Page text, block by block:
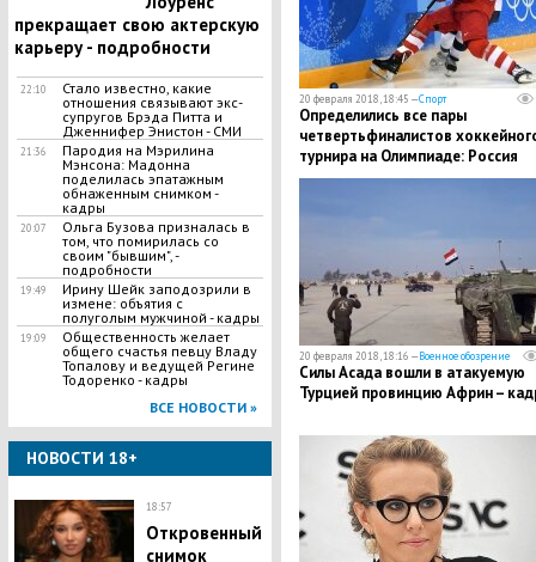
прекращает свою актерскую
карьеру - подробности
22:10
Стало известно, какие
отношения связывают экс-
супругов Брэда Питта и
Дженнифер Энистон - СМИ
21:36
Пародия на Мэрилина
Мэнсона: Мадонна
поделилась эпатажным
обнаженным снимком -
кадры
20:07
Ольга Бузова призналась в
том, что помирилась со
своим "бывшим", -
подробности
19:49
Ирину Шейк заподозрили в
измене: объятия с
полуголым мужчиной - кадры
19:09
Общественность желает
общего счастья певцу Владу
Топалову и ведущей Регине
Тодоренко - кадры
ВСЕ НОВОСТИ »
НОВОСТИ 18+
18:57
​Откровенный
снимок
20 февраля 2018, 18:45 —Спорт
Определились все пары
четвертьфиналистов
турнира на Олимпиаде: Россия
узнала своего соперника
20 февраля 2018, 18:16 —Военное обозрение
Силы Асада вошли в атакуемую
Турцией провинцию Африн –